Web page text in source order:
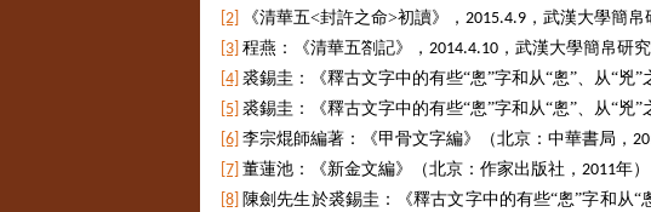
[2]
《清華五<封許之命>初讀》， 2015.4.9 ，武漢大學簡
[3] 程燕：《清華五劄記》， 2014.4.10 ，武漢大學簡帛研
[4] 裘錫圭：《釋古文字中的有些“悤”字和从“悤”、从“兇
[5] 裘錫圭：《釋古文字中的有些“悤”字和从“悤”、从“兇
[6] 李宗焜師編著：《甲骨文字編》（北京：中華書局，
[7] 董蓮池：《新金文編》（北京：作家出版社， 2011年
[8] 陳劍先生於裘錫圭：《釋古文字中的有些“悤”字和从“